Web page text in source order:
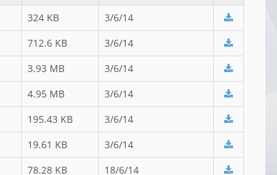
324 KB
3/6/14
712.6 KB
3/6/14
3.93 MB
3/6/14
4.95 MB
3/6/14
195.43 KB
3/6/14
19.61 KB
3/6/14
78.28 KB
18/6/14